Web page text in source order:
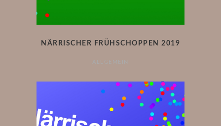
NÄRRISCHER FRÜHSCHOPPEN 2019